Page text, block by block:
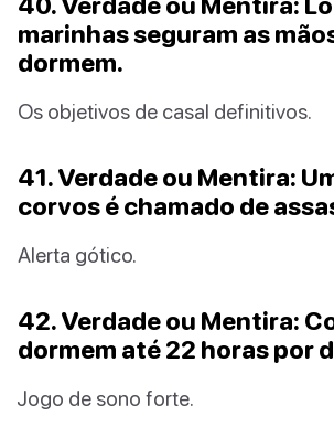
marinhas seguram as
dormem.
Os objetivos de casal definitivos.
41. Verdade ou Mentira:
corvos é chamado de
Alerta gótico.
42. Verdade ou Mentira:
dormem até 22 horas por
Jogo de sono forte.